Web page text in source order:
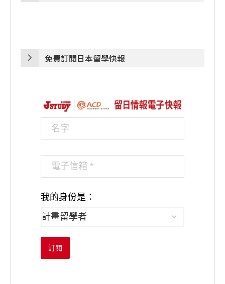
免費訂閱日本留學快報
我的身份是：
訂閱